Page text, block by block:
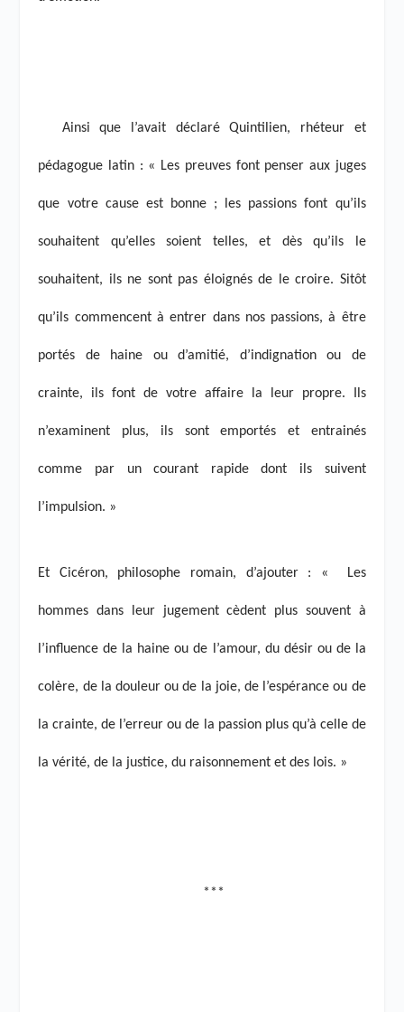
Ainsi que l’avait déclaré Quintilien, rhéteur et
pédagogue latin : « Les preuves font penser aux juges
que votre cause est bonne ; les passions font qu’ils
souhaitent qu’elles soient telles, et dès qu’ils le
souhaitent, ils ne sont pas éloignés de le croire. Sitôt
qu’ils commencent à entrer dans nos passions, à être
portés de haine ou d’amitié, d’indignation ou de
crainte, ils font de votre affaire la leur propre. Ils
n’examinent plus, ils sont emportés et entrainés
comme par un courant rapide dont ils suivent
l’impulsion. »
Et Cicéron, philosophe romain, d’ajouter : « Les
hommes dans leur jugement cèdent plus souvent à
l’influence de la haine ou de l’amour, du désir ou de la
colère, de la douleur ou de la joie, de l’espérance ou de
la crainte, de l’erreur ou de la passion plus qu’à celle de
la vérité, de la justice, du raisonnement et des lois. »
***